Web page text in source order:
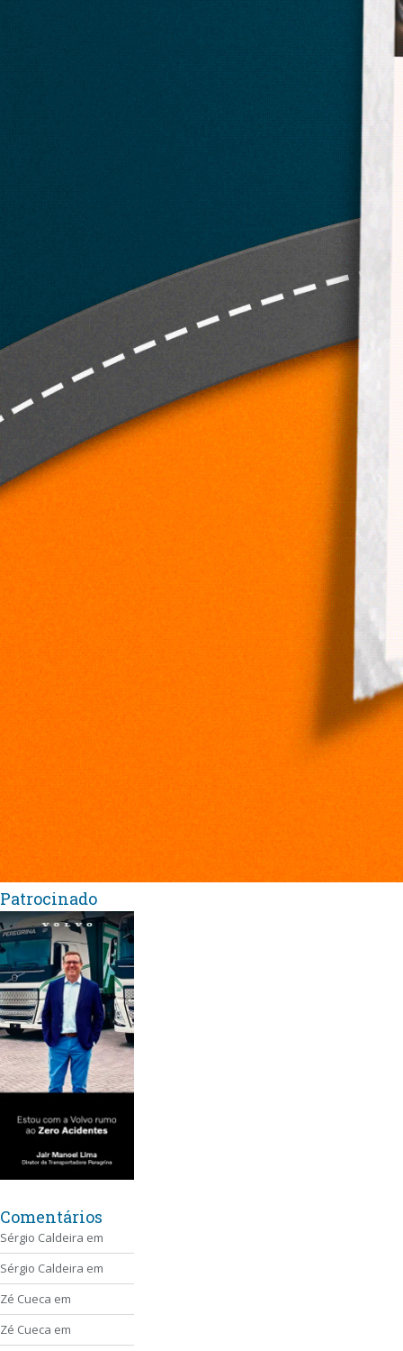
Patrocinado
Comentários
Sérgio Caldeira em
Sérgio Caldeira em
Zé Cueca em
Zé Cueca em